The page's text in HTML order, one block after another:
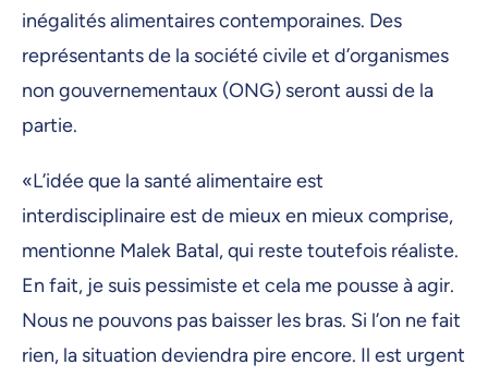
inégalités alimentaires contemporaines. Des
représentants de la société civile et d’organismes
non gouvernementaux (ONG) seront aussi de la
partie.
«L’idée que la santé alimentaire est
interdisciplinaire est de mieux en mieux comprise,
mentionne Malek Batal, qui reste toutefois réaliste.
En fait, je suis pessimiste et cela me pousse à agir.
Nous ne pouvons pas baisser les bras. Si l’on ne fait
rien, la situation deviendra pire encore. Il est urgent